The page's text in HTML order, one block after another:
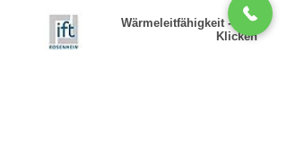
Wärmeleitfähigkeit - Hier
Klicken